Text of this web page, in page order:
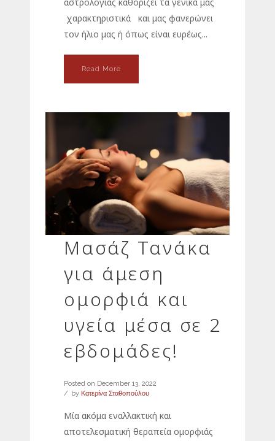
χαρακτηριστικά και μας φανερώνει
τον ήλιο μας ή όπως είναι ευρέως...
Read More
Μασάζ Τανάκα
για άμεση
ομορφιά και
υγεία μέσα σε 2
εβδομάδες!
Posted on December 13, 2022
by Κατερίνα Σταθοπούλου
Μία ακόμα εναλλακτική και
αποτελεσματική θεραπεία ομορφιάς